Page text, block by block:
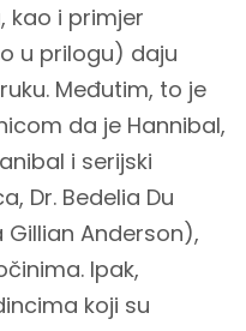
kao i primjer
u prilogu) daju
Međutim, to je
da je Hannibal,
i serijski
Dr. Bedelia Du
Anderson),
Ipak,
koji su